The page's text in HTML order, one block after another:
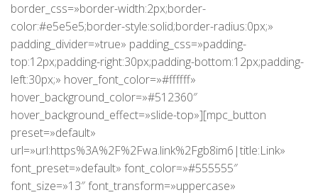
border_css=»border-width:2px;border-
color:#e5e5e5;border-style:solid;border-radius:0px;»
padding_divider=»true» padding_css=»padding-
top:12px;padding-right:30px;padding-bottom:12px;padding-
left:30px;» hover_font_color=»#ffffff»
hover_background_color=»#512360″
hover_background_effect=»slide-top»][mpc_button
preset=»default»
url=»url:https%3A%2F%2Fwa.link%2Fgb8im6|title:Link»
font_preset=»default» font_color=»#555555″
font_size=»13″ font_transform=»uppercase»